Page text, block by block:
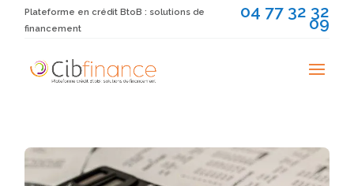
Plateforme en crédit BtoB : solutions de
financement
04 77 32 32
09